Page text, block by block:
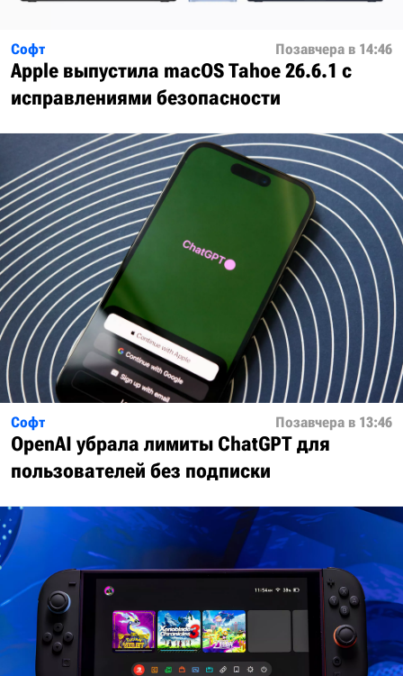
Софт Позавчера в 14:46
Apple выпустила macOS Tahoe 26.6.1 с
исправлениями безопасности
Софт Позавчера в 13:46
OpenAI убрала лимиты ChatGPT для
пользователей без подписки